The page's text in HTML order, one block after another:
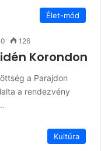
Élet-mód
0 126
Korondon
a Parajdon
a rendezvény
Kultúra